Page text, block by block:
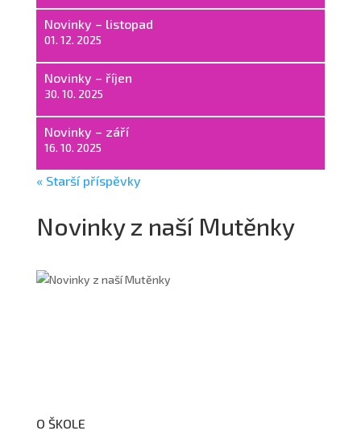
Novinky – listopad
01. 12. 2025
Novinky – říjen
30. 10. 2025
Novinky – září
16. 10. 2025
« Starší příspěvky
Novinky z naší Mutěnky
O ŠKOLE